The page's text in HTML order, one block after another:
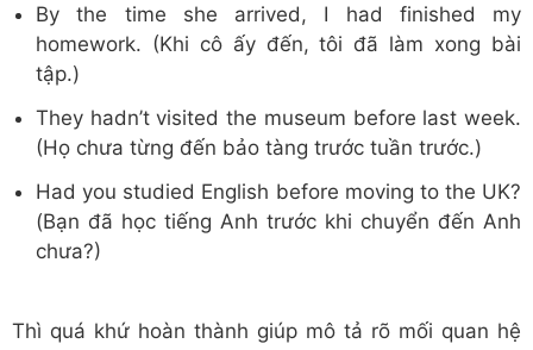
By the time she arrived, I had finished my
homework. (Khi cô ấy đến, tôi đã làm xong bài
tập.)
They hadn’t visited the museum before last week.
(Họ chưa từng đến bảo tàng trước tuần trước.)
Had you studied English before moving to the UK?
(Bạn đã học tiếng Anh trước khi chuyển đến Anh
chưa?)
Thì quá khứ hoàn thành giúp mô tả rõ mối quan hệ